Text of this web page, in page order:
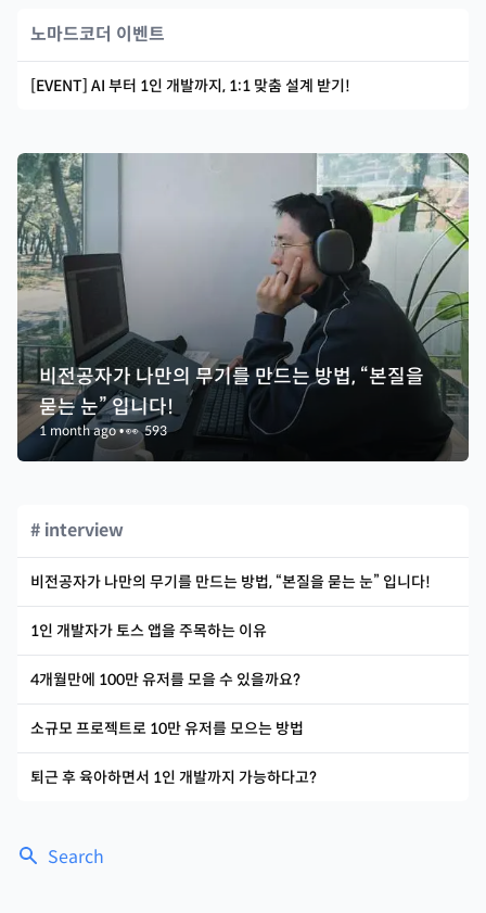
Search
노마드코더 이벤트
[EVENT] AI 부터 1인 개발까지, 1:1 맞춤 설계 받기!
비전공자가 나만의 무기를 만드는 방법, “본질을
묻는 눈” 입니다!
1 month ago•👀593
# interview
비전공자가 나만의 무기를 만드는 방법, “본질을 묻는 눈” 입니다!
1인 개발자가 토스 앱을 주목하는 이유
4개월만에 100만 유저를 모을 수 있을까요?
소규모 프로젝트로 10만 유저를 모으는 방법
퇴근 후 육아하면서 1인 개발까지 가능하다고?